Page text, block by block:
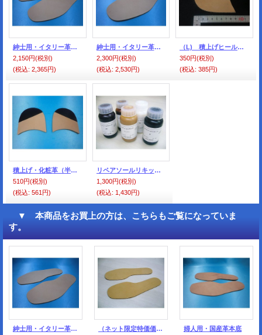
紳士用・イタリー革本底・大
2,150円(税別)
(税込: 2,365円)
紳士用・イタリー革本底 『特大型』
2,300円(税別)
(税込: 2,530円)
（L) 積上げヒール（吟付き） L サイズ
350円(税別)
(税込: 385円)
積上げ・化粧革（半化粧・黒）メキシコ
510円(税別)
(税込: 561円)
リペアソールリキッド 250ｃｃ
1,300円(税別)
(税込: 1,430円)
▼ 本商品をお買上の方は、こちらもご覧になっていま
す。
紳士用・イタリー革本底・大
（ネット限定特価価格）婦人用・ベルギー革本底
婦人用・国産革本底